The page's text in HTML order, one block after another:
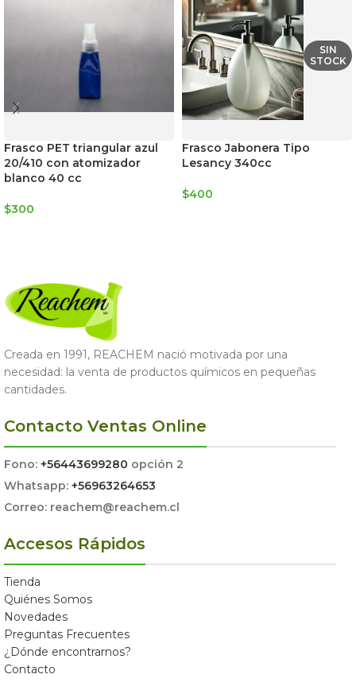
Frasco PET triangular azul
20/410 con atomizador
blanco 40 cc
$300
SIN
STOCK
Frasco Jabonera Tipo
Lesancy 340cc
$400
Creada en 1991, REACHEM nació motivada por una
necesidad: la venta de productos químicos en pequeñas
cantidades.
Contacto Ventas Online
Fono: +56443699280 opción 2
Whatsapp: +56963264653
Correo: reachem@reachem.cl
Accesos Rápidos
Tienda
Quiénes Somos
Novedades
Preguntas Frecuentes
¿Dónde encontrarnos?
Contacto